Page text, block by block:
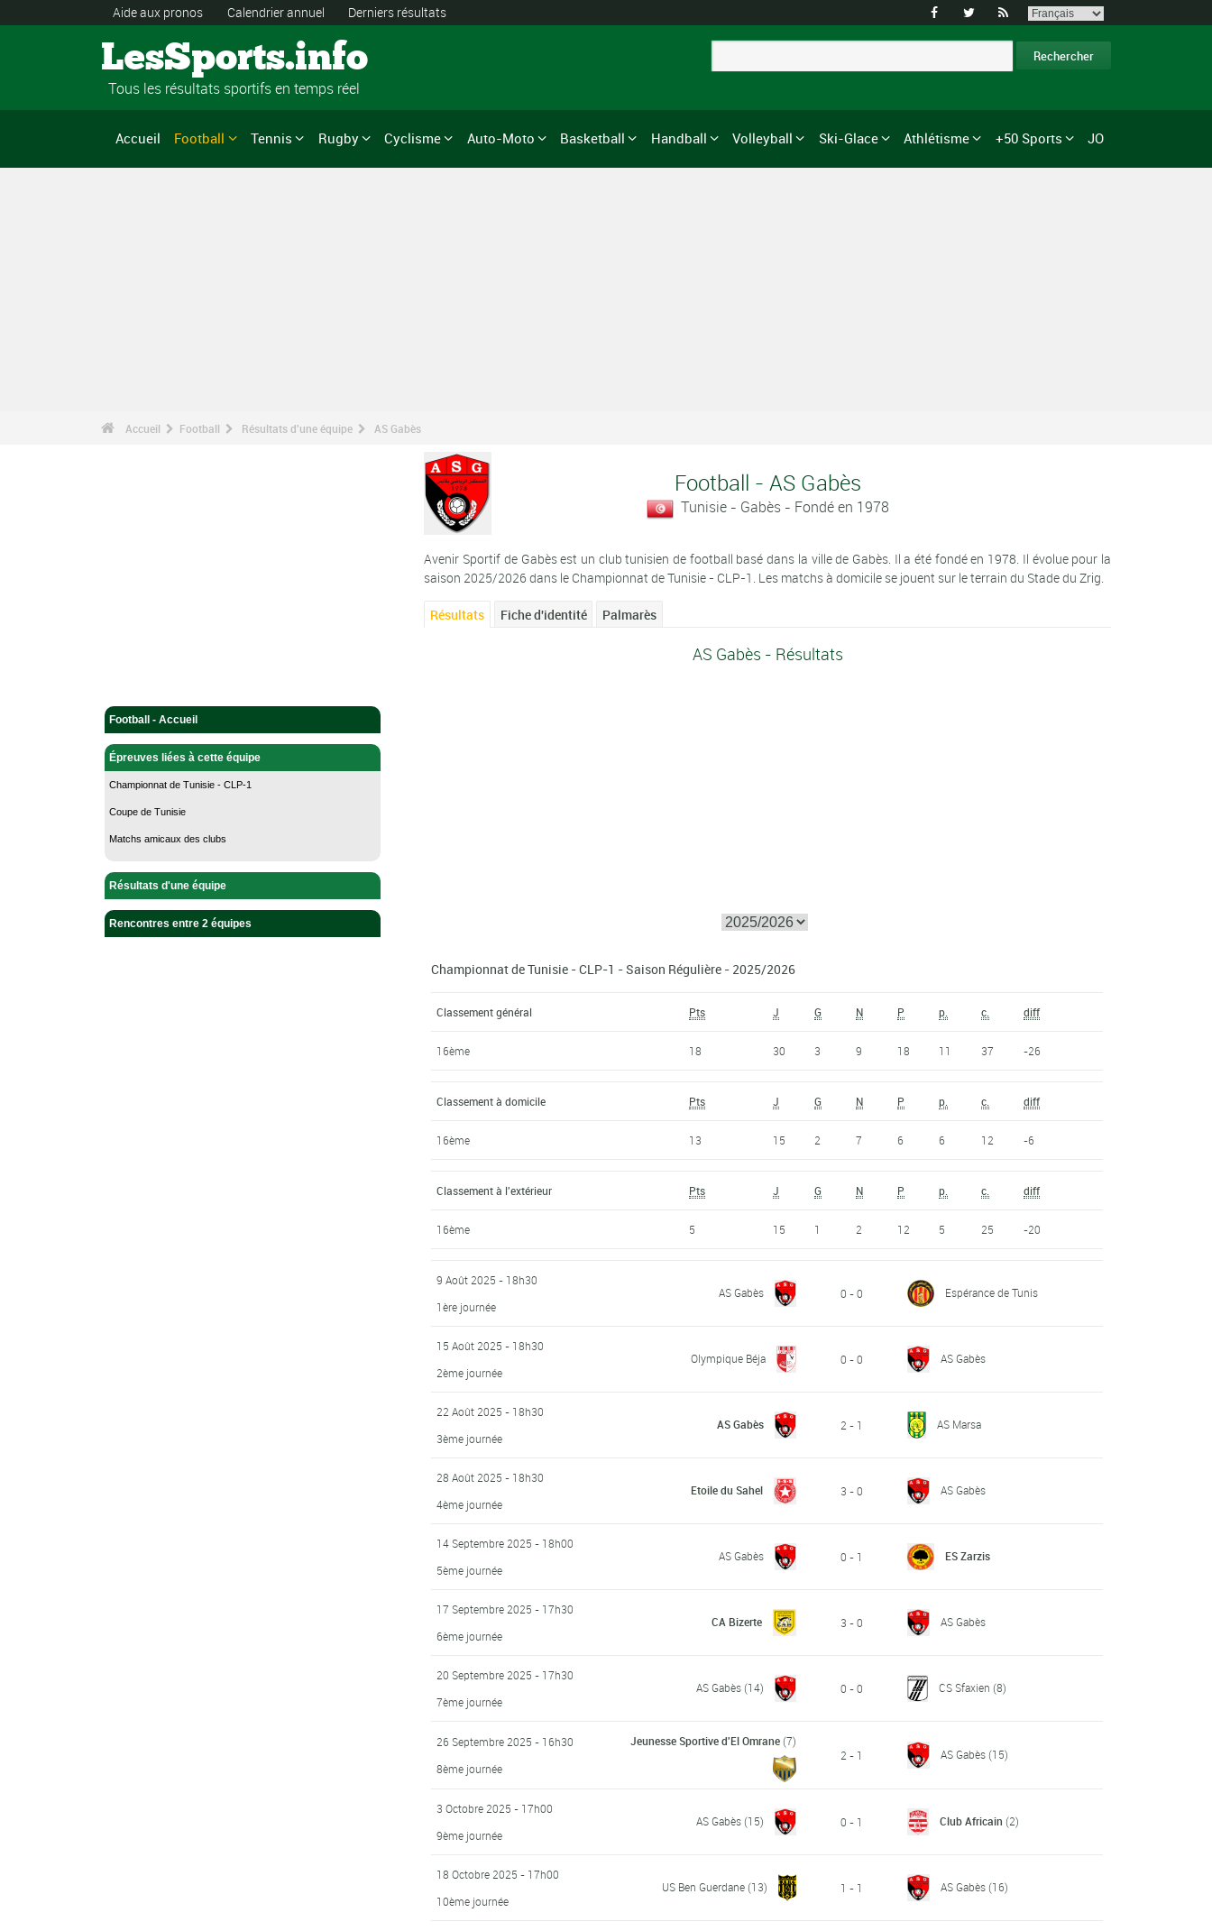
Aide aux pronos Calendrier annuel Derniers résultats   
LesSports.info
Tous les résultats sportifs en temps réel
Accueil Football Tennis Rugby Cyclisme Auto-Moto Basketball Handball Volleyball Ski-Glace Athlétisme +50 Sports JO
Accueil Football Résultats d'une équipe AS Gabès
Football - Accueil
Épreuves liées à cette équipe
Championnat de Tunisie - CLP-1
Coupe de Tunisie
Matchs amicaux des clubs
Résultats d'une équipe
Rencontres entre 2 équipes
Football - AS Gabès
Tunisie - Gabès - Fondé en 1978
Avenir Sportif de Gabès est un club tunisien de football basé dans la ville de Gabès. Il a été fondé en 1978. Il évolue pour la
saison 2025/2026 dans le Championnat de Tunisie - CLP-1. Les matchs à domicile se jouent sur le terrain du Stade du Zrig.
Résultats Fiche d'identité Palmarès
AS Gabès - Résultats
Championnat de Tunisie - CLP-1 - Saison Régulière - 2025/2026
Classement général Pts J G N P p. c. diff
16ème 18 30 3 9 18 11 37 -26
Classement à domicile Pts J G N P p. c. diff
16ème 13 15 2 7 6 6 12 -6
Classement à l'extérieur Pts J G N P p. c. diff
16ème 5 15 1 2 12 5 25 -20
9 Août 2025 - 18h30
1ère journée
AS Gabès 0 - 0 Espérance de Tunis
15 Août 2025 - 18h30
2ème journée
Olympique Béja 0 - 0 AS Gabès
22 Août 2025 - 18h30
3ème journée
AS Gabès 2 - 1 AS Marsa
28 Août 2025 - 18h30
4ème journée
Etoile du Sahel 3 - 0 AS Gabès
14 Septembre 2025 - 18h00
5ème journée
AS Gabès 0 - 1 ES Zarzis
17 Septembre 2025 - 17h30
6ème journée
CA Bizerte 3 - 0 AS Gabès
20 Septembre 2025 - 17h30
7ème journée
AS Gabès(14) 0 - 0 CS Sfaxien (8)
26 Septembre 2025 - 16h30
8ème journée
Jeunesse Sportive d'El Omrane(7)
2 - 1
AS Gabès(15)
3 Octobre 2025 - 17h00
9ème journée
AS Gabès(15) 0 - 1 Club Africain (2)
18 Octobre 2025 - 17h00
10ème journée
US Ben Guerdane(13) 1 - 1 AS Gabès(16)